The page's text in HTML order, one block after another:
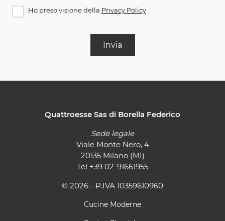
Ho preso visione della Privacy Policy
Invia
Quattroesse Sas di Borella Federico
Sede legale
Viale Monte Nero, 4
20135 Milano (MI)
Tel +39 02-91661955
© 2026 - P.IVA 10359610960
Cucine Moderne